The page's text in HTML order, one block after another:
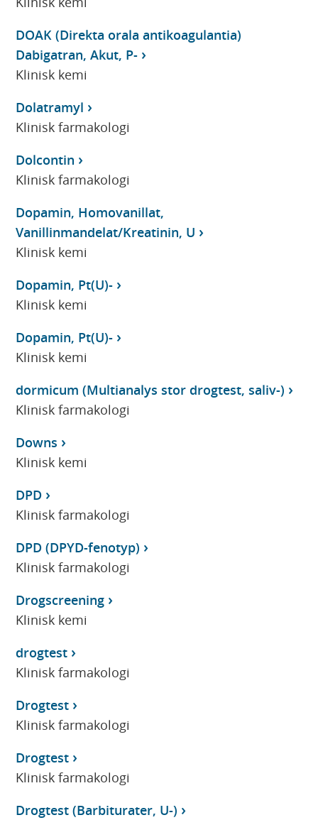
DOAK (Direkta orala antikoagulantia)
Dabigatran, Akut, P-
Klinisk kemi
Dolatramyl
Klinisk farmakologi
Dolcontin
Klinisk farmakologi
Dopamin, Homovanillat,
Vanillinmandelat/Kreatinin, U
Klinisk kemi
Dopamin, Pt(U)-
Klinisk kemi
Dopamin, Pt(U)-
Klinisk kemi
dormicum (Multianalys stor drogtest, saliv-)
Klinisk farmakologi
Downs
Klinisk kemi
DPD
Klinisk farmakologi
DPD (DPYD-fenotyp)
Klinisk farmakologi
Drogscreening
Klinisk kemi
drogtest
Klinisk farmakologi
Drogtest
Klinisk farmakologi
Drogtest
Klinisk farmakologi
Drogtest (Barbiturater, U-)